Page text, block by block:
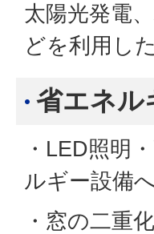
太陽光発電
どを利用し
省エネル
・LED照明
ルギー設備
・窓の二重